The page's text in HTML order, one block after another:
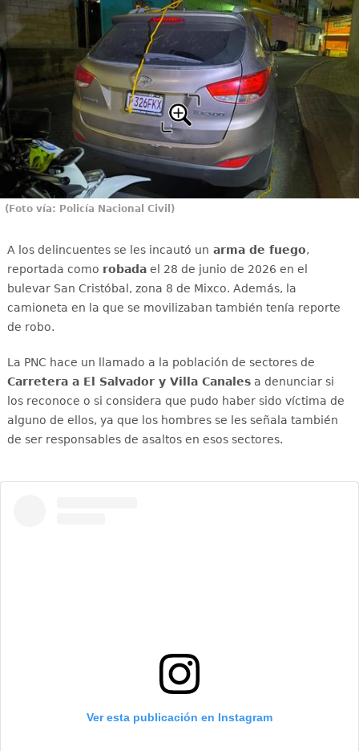
(Foto vía: Policía Nacional Civil)
A los delincuentes se les incautó un arma de fuego,
reportada como robadael 28 de junio de 2026 en el
bulevar San Cristóbal, zona 8 de Mixco. Además, la
camioneta en la que se movilizaban también tenía reporte
de robo.
La PNC hace un llamado a la población de sectores de
Carretera a El Salvador y Villa Canalesa denunciar si
los reconoce o si considera que pudo haber sido víctima de
alguno de ellos, ya que los hombres se les señala también
de ser responsables de asaltos en esos sectores.
Ver esta publicación en Instagram